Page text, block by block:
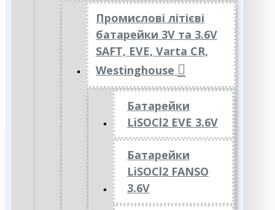
Промислові літієві
батарейки 3V та 3.6V
SAFT, EVE, Varta CR,
Westinghouse
Батарейки
LiSOCl2 EVE 3.6V
Батарейки
LiSOCl2 FANSO
3.6V